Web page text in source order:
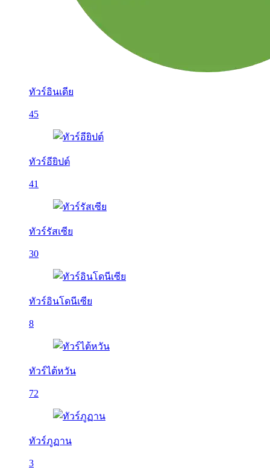
ทัวร์อินเดีย
45
ทัวร์อียิปต์
41
ทัวร์รัสเซีย
30
ทัวร์อินโดนีเซีย
8
ทัวร์ไต้หวัน
72
ทัวร์ภูฏาน
3